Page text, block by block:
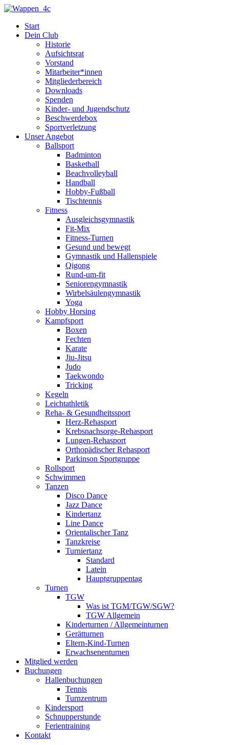
Zum
springenStart
Dein Club
Historie
Aufsichtsrat
Vorstand
Mitarbeiter*innen
Mitgliederbereich
Downloads
Spenden
Kinder- und Jugendschutz
Beschwerdebox
Sportverletzung
Unser Angebot
Ballsport
Badminton
Basketball
Beachvolleyball
Handball
Hobby-Fußball
Tischtennis
Fitness
Ausgleichsgymnastik
Fit-Mix
Fitness-Turnen
Gesund und bewegt
Gymnastik und Hallenspiele
Qigong
Rund-um-fit
Seniorengymnastik
Wirbelsäulengymnastik
Yoga
Hobby Horsing
Kampfsport
Boxen
Fechten
Karate
Jiu-Jitsu
Judo
Taekwondo
Tricking
Kegeln
Leichtathletik
Reha- & Gesundheitssport
Herz-Rehasport
Krebsnachsorge-Rehasport
Lungen-Rehasport
Orthopädischer Rehasport
Parkinson Sportgruppe
Rollsport
Schwimmen
Tanzen
Disco Dance
Jazz Dance
Kindertanz
Line Dance
Orientalischer Tanz
Tanzkreise
Turniertanz
Standard
Latein
Hauptgruppentag
Turnen
TGW
Was ist TGM/TGW/SGW?
TGW Allgemein
Kinderturnen / Allgemeinturnen
Gerätturnen
Eltern-Kind-Turnen
Erwachsenenturnen
Mitglied werden
Buchungen
Hallenbuchungen
Tennis
Turnzentrum
Kindersport
Schnupperstunde
Ferientraining
Kontakt